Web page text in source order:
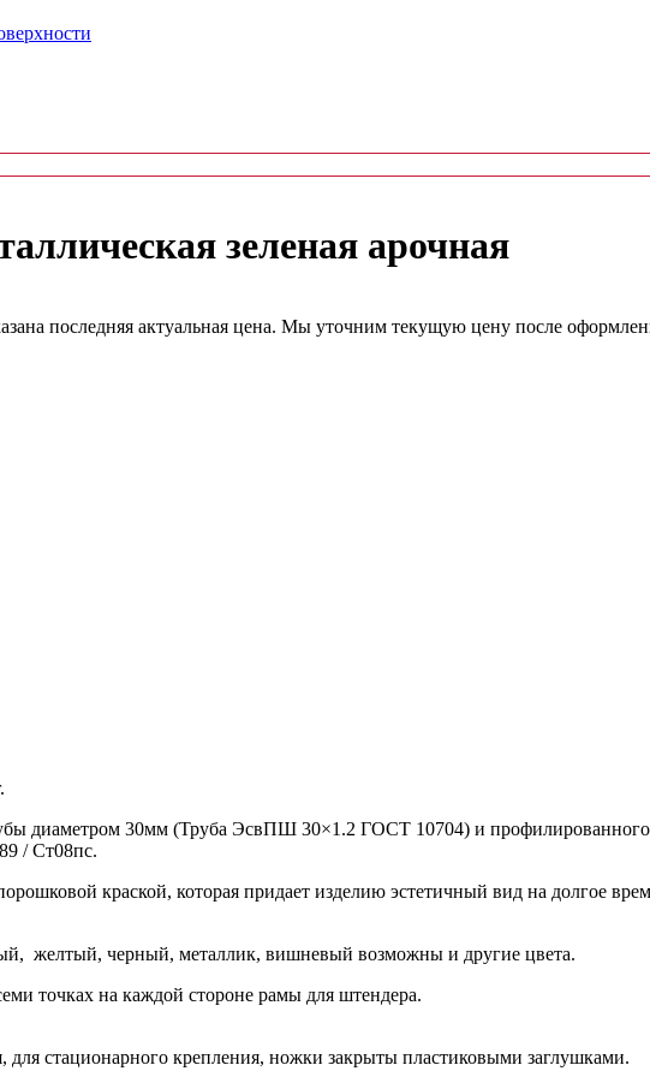
зеленая арочная
последняя актуальная цена. Мы уточним текущую цену после
диаметром 30мм (Труба ЭсвПШ 30×1.2 ГОСТ 10704) и
/ Ст08пс.
краской, которая придает изделию эстетичный вид на долгое
желтый, черный, металлик, вишневый возможны и другие цвета.
точках на каждой стороне рамы для штендера.
стационарного крепления, ножки закрыты пластиковыми заглушками.